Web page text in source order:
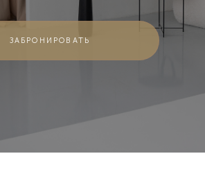
ЗАБРОНИРОВАТЬ